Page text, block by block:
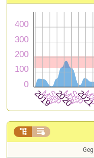
 